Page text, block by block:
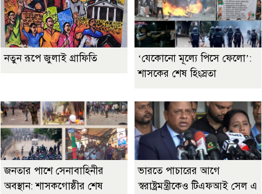
নতুন রূপে জুলাই গ্রাফিতি
‘যেকোনো মূল্যে পিসে ফেলো’:
শাসকের শেষ হিংস্রতা
জনতার পাশে সেনাবাহিনীর
অবস্থান: শাসকগোষ্ঠীর শেষ
ভারতে পাচারের আগে
স্বরাষ্ট্রমন্ত্রীকেও টিএফআই সেল এ